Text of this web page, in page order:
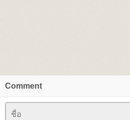
Comment